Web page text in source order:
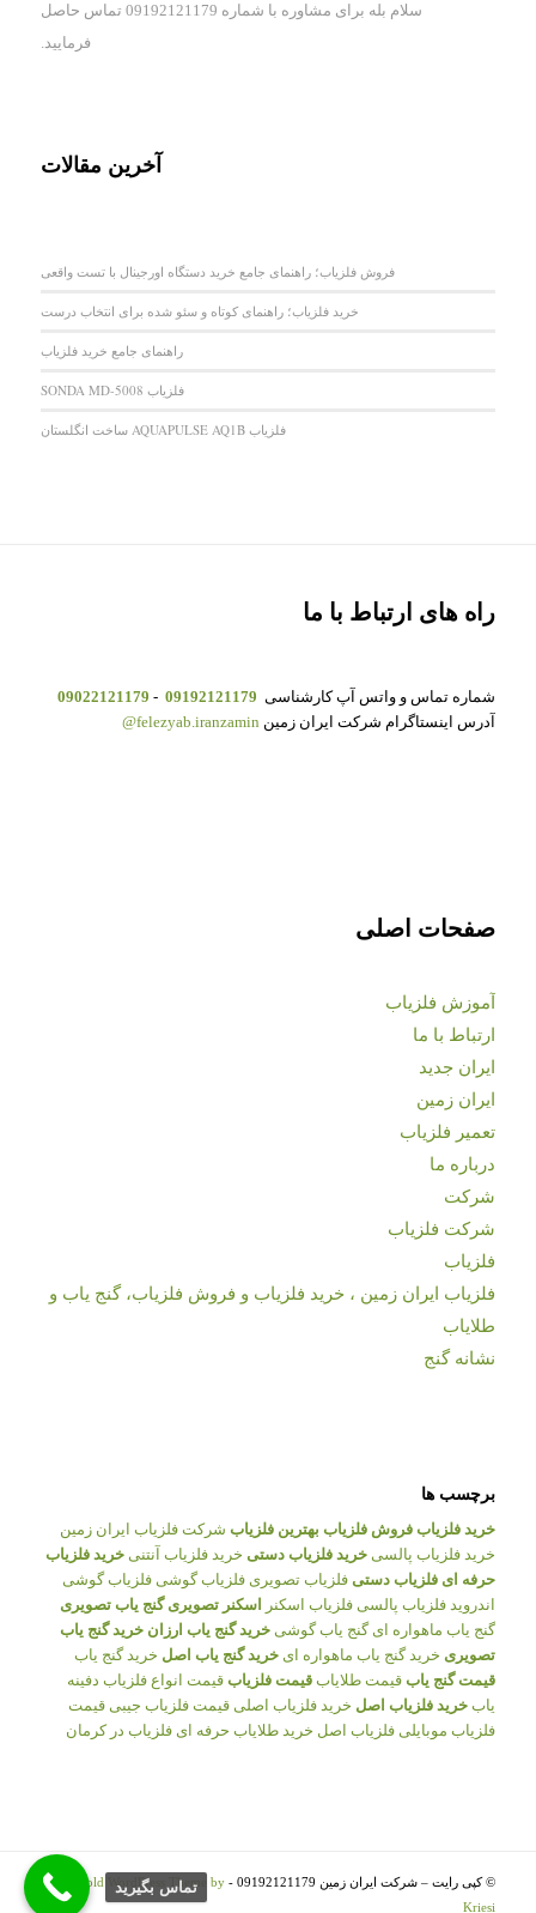
سلام بله برای مشاوره با شماره 09192121179 تماس حاصل
فرمایید.
آخرین مقالات
فروش فلزیاب؛ راهنمای جامع خرید دستگاه اورجینال با تست واقعی
خرید فلزیاب؛ راهنمای کوتاه و سئو شده برای انتخاب درست
راهنمای جامع خرید فلزیاب
فلزیاب SONDA MD-5008
فلزیاب AQUAPULSE AQ1B ساخت انگلستان
راه های ارتباط با ما
شماره تماس و واتس آپ کارشناسی 09192121179
-
09022121179
آدرس اینستاگرام شرکت ایران زمین felezyab.iranzamin@
صفحات اصلی
آموزش فلزیاب
ارتباط با ما
ایران جدید
ایران زمین
تعمیر فلزیاب
درباره ما
شرکت
شرکت فلزیاب
فلزیاب
فلزیاب ایران زمین ، خرید فلزیاب و فروش فلزیاب، گنج یاب و
طلایاب
نشانه گنج
برچسب ها
خرید فلزیاب فروش فلزیاب بهترین فلزیاب شرکت فلزیاب ایران زمین
خرید فلزیاب پالسی خرید فلزیاب دستی خرید فلزیاب آنتنی خرید فلزیاب
حرفه ای فلزیاب دستی فلزیاب تصویری فلزیاب گوشی فلزیاب گوشی
اندروید فلزیاب پالسی فلزیاب اسکنر اسکنر تصویری گنج یاب تصویری
گنج یاب ماهواره ای گنج یاب گوشی خرید گنج یاب ارزان خرید گنج یاب
تصویری خرید گنج یاب ماهواره ای خرید گنج یاب اصل خرید گنج یاب
قیمت گنج یاب قیمت طلایاب قیمت فلزیاب قیمت انواع فلزیاب دفینه
یاب خرید فلزیاب اصل خرید فلزیاب اصلی قیمت فلزیاب جیبی قیمت
فلزیاب موبایلی فلزیاب اصل خرید طلایاب حرفه ای فلزیاب در کرمان
© کپی رایت – شرکت ایران زمین 09192121179 -
Enfold WordPress Theme by
Kriesi
تماس بگيريد